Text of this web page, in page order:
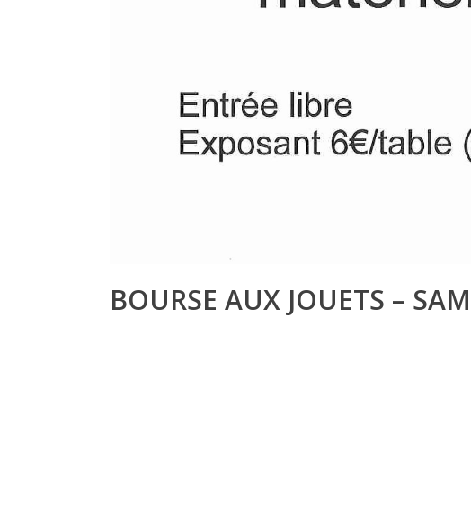
BOURSE AUX JOUETS –